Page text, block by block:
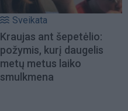
Sveikata
Kraujas ant šepetėlio:
požymis, kurį daugelis
metų metus laiko
smulkmena